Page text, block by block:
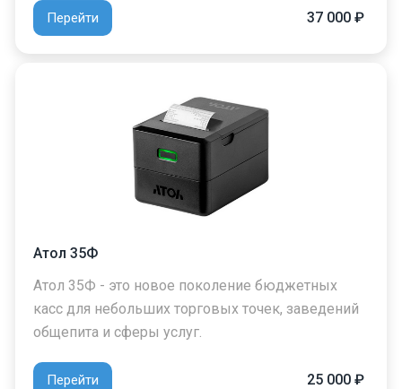
Перейти 37 000 ₽
Атол 35Ф
Атол 35Ф - это новое поколение бюджетных
касс для небольших торговых точек, заведений
общепита и сферы услуг.
Перейти 25 000 ₽